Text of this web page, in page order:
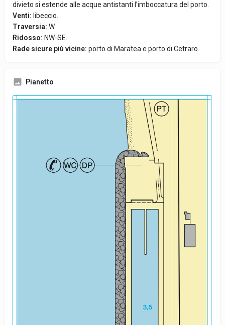
divieto si estende alle acque antistanti l’imboccatura del porto.
Venti: libeccio.
Traversia: W.
Ridosso: NW-SE.
Rade sicure più vicine: porto di Maratea e porto di Cetraro.
Pianetto